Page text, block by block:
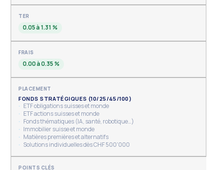
0.05 à 1.31 %
0.00 à 0.35 %
FONDS STRATÉGIQUES (10/25/45/100)
ETF obligations suisses et monde
ETF actions suisses et monde
Fonds thématiques (IA, santé, robotique…)
Immobilier suisse et monde
Matières premières et alternatifs
Solutions individuelles dès CHF 500'000